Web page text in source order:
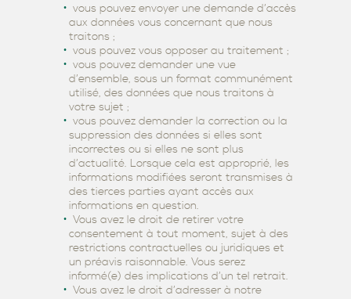
vous pouvez envoyer une demande d’accès
aux données vous concernant que nous
traitons ;
vous pouvez vous opposer au traitement ;
vous pouvez demander une vue
d’ensemble, sous un format communément
utilisé, des données que nous traitons à
votre sujet ;
vous pouvez demander la correction ou la
suppression des données si elles sont
incorrectes ou si elles ne sont plus
d’actualité. Lorsque cela est approprié, les
informations modifiées seront transmises à
des tierces parties ayant accès aux
informations en question.
Vous avez le droit de retirer votre
consentement à tout moment, sujet à des
restrictions contractuelles ou juridiques et
un préavis raisonnable. Vous serez
informé(e) des implications d’un tel retrait.
Vous avez le droit d’adresser à notre